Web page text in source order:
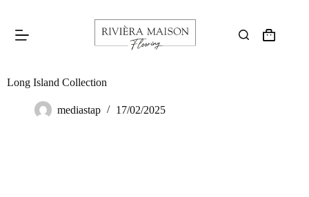
Long Island Collection
mediastap 17/02/2025